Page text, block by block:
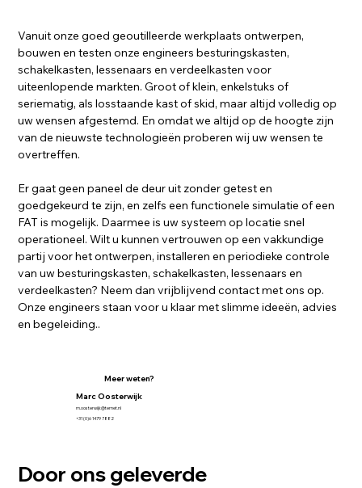
Marc Oosterwijk
m.oosterwijk@ternet.nl
+31 (0)6 1479 7882
Meer weten?
Vanuit onze goed geoutilleerde werkplaats ontwerpen,
bouwen en testen onze engineers besturingskasten,
schakelkasten, lessenaars en verdeelkasten voor
uiteenlopende markten. Groot of klein, enkelstuks of
seriematig, als losstaande kast of skid, maar altijd volledig op
uw wensen afgestemd. En omdat we altijd op de hoogte zijn
van de nieuwste technologieën proberen wij uw wensen te
overtreffen.
Er gaat geen paneel de deur uit zonder getest en
goedgekeurd te zijn, en zelfs een functionele simulatie of een
FAT is mogelijk. Daarmee is uw systeem op locatie snel
operationeel. Wilt u kunnen vertrouwen op een vakkundige
partij voor het ontwerpen, installeren en periodieke controle
van uw besturingskasten, schakelkasten, lessenaars en
verdeelkasten? Neem dan vrijblijvend contact met ons op.
Onze engineers staan voor u klaar met slimme ideeën, advies
en begeleiding..
Door ons geleverde